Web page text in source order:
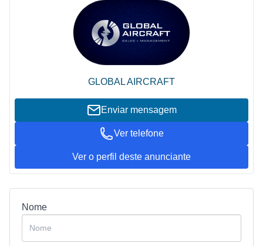
GLOBAL AIRCRAFT
Enviar mensagem
Ver telefone
Ver o perfil deste anunciante
Nome